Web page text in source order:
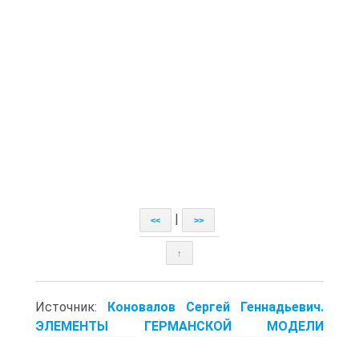
<< | >>
↑
Источник:
Коновалов Сергей Геннадьевич.
ЭЛЕМЕНТЫ ГЕРМАНСКОЙ МОДЕЛИ